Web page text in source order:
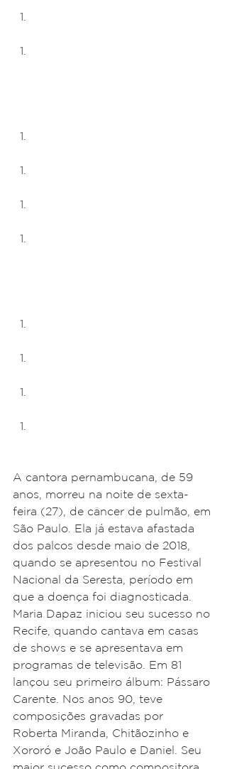
A cantora pernambucana, de 59
anos, morreu na noite de sexta-
feira (27), de câncer de pulmão, em
São Paulo. Ela já estava afastada
dos palcos desde maio de 2018,
quando se apresentou no Festival
Nacional da Seresta, período em
que a doença foi diagnosticada.
Maria Dapaz iniciou seu sucesso no
Recife, quando cantava em casas
de shows e se apresentava em
programas de televisão. Em 81
lançou seu primeiro álbum: Pássaro
Carente. Nos anos 90, teve
composições gravadas por
Roberta Miranda, Chitãozinho e
Xororó e João Paulo e Daniel. Seu